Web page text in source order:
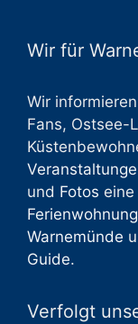
Wir für
Wir
Fans, Ostsee-
und Fotos eine
Warnemünde
Guide.
Verfolgt